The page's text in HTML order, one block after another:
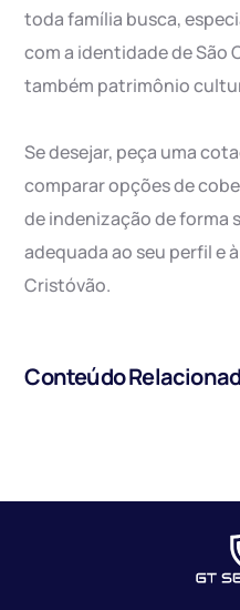
toda família busca,
com a identidade de São
também patrimônio
Se desejar, peça uma
comparar opções de
de indenização de forma
adequada ao seu perfil e
Cristóvão.
Conteúdo